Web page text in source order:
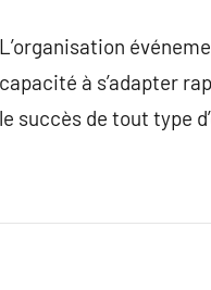
L’organisation
capacité à s’adapter
le succès de tout type